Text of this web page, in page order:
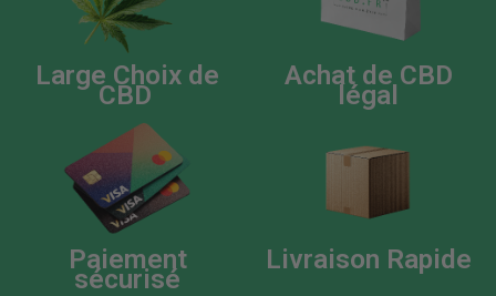
Large Choix de
CBD
Achat de CBD
légal
Paiement
sécurisé
Livraison Rapide